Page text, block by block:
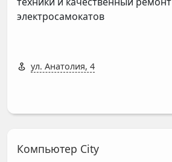
электросамокатов
ул. Анатолия, 4
Компьютер City